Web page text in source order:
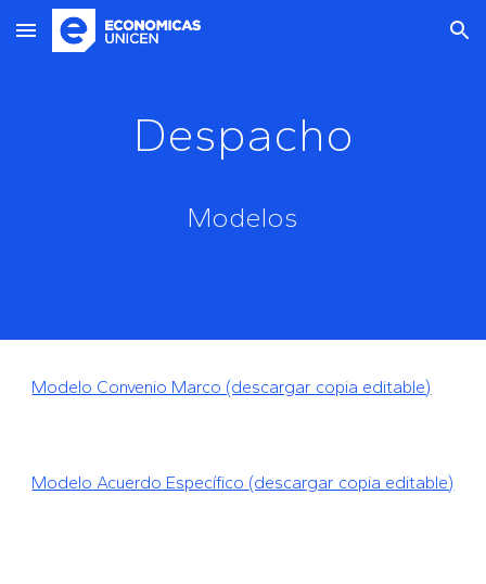
Skip to main content Skip to navigation
Despacho
Modelos
Modelo Convenio Marco (descargar copia editable)
Modelo Acuerdo Específico (descargar copia editable)